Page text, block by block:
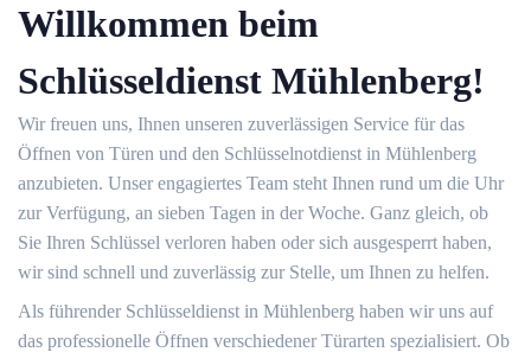
Willkommen beim
Schlüsseldienst Mühlenberg!
Wir freuen uns, Ihnen unseren zuverlässigen Service für das
Öffnen von Türen und den Schlüsselnotdienst in Mühlenberg
anzubieten. Unser engagiertes Team steht Ihnen rund um die Uhr
zur Verfügung, an sieben Tagen in der Woche. Ganz gleich, ob
Sie Ihren Schlüssel verloren haben oder sich ausgesperrt haben,
wir sind schnell und zuverlässig zur Stelle, um Ihnen zu helfen.
Als führender Schlüsseldienst in Mühlenberg haben wir uns auf
das professionelle Öffnen verschiedener Türarten spezialisiert. Ob